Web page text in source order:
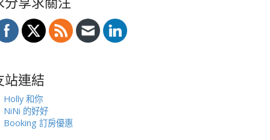
站連結
Holly 和你
NiNi 的好好
Booking 訂房優惠